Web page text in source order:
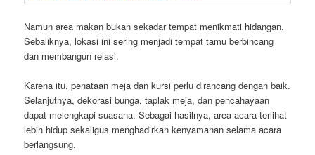
Namun area makan bukan sekadar tempat menikmati hidangan.
Sebaliknya, lokasi ini sering menjadi tempat tamu berbincang
dan membangun relasi.
Karena itu, penataan meja dan kursi perlu dirancang dengan baik.
Selanjutnya, dekorasi bunga, taplak meja, dan pencahayaan
dapat melengkapi suasana. Sebagai hasilnya, area acara terlihat
lebih hidup sekaligus menghadirkan kenyamanan selama acara
berlangsung.